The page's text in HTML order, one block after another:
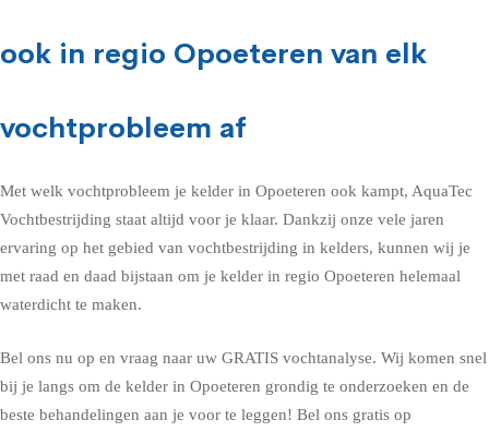
ook in regio Opoeteren van elk
vochtprobleem af
Met welk vochtprobleem je kelder in Opoeteren ook kampt, AquaTec
Vochtbestrijding staat altijd voor je klaar. Dankzij onze vele jaren
ervaring op het gebied van vochtbestrijding in kelders, kunnen wij je
met raad en daad bijstaan om je kelder in regio Opoeteren helemaal
waterdicht te maken.
Bel ons nu op en vraag naar uw GRATIS vochtanalyse. Wij komen snel
bij je langs om de kelder in Opoeteren grondig te onderzoeken en de
beste behandelingen aan je voor te leggen! Bel ons gratis op